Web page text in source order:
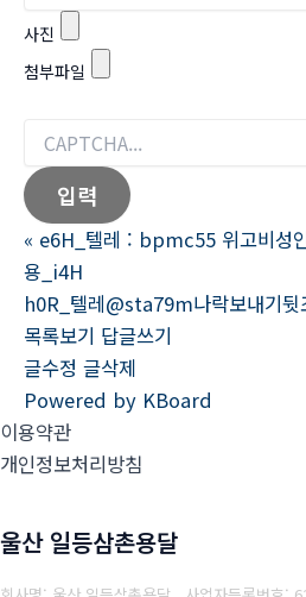
사진
첨부파일
« e6H_텔레 : bpmc55 위고비성
용_i4H
h0R_텔레@sta79m나락보내기
목록보기 답글쓰기
글수정 글삭제
Powered by KBoard
이용약관
개인정보처리방침
울산 일등삼촌용달